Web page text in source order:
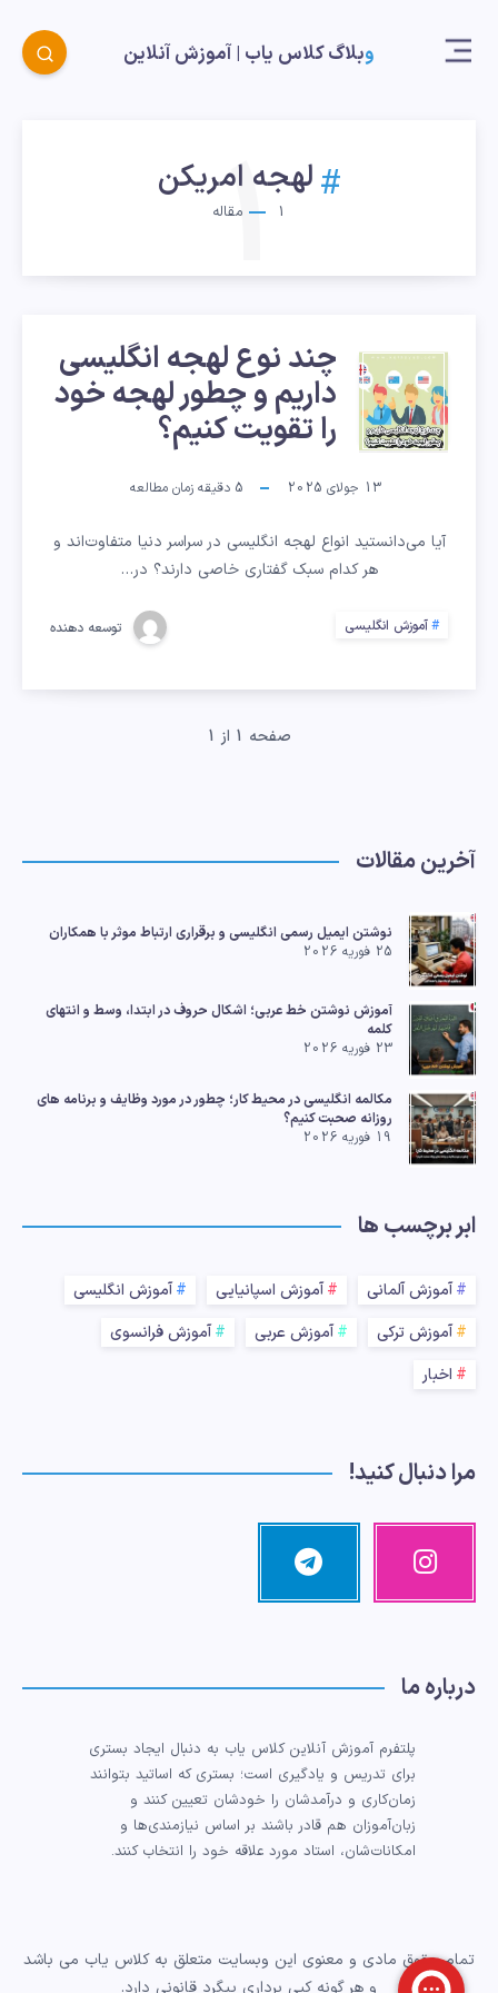
وبلاگ کلاس یاب |‌ آموزش آنلاین
لهجه امریکن
1 مقاله
1
چند
نوع
لهجه
انگلیسی
داریم
و
چطور
لهجه‌
را
تقویت
کنیم؟
چند نوع لهجه انگلیسی
داریم و چطور لهجه‌ خود
را تقویت کنیم؟
13 جولای 2025 5 دقیقه زمان مطالعه
آیا می‌دانستید انواع لهجه انگلیسی در سراسر دنیا متفاوت‌اند و
هر کدام سبک گفتاری خاصی دارند؟ در…
آموزش انگلیسی توسعه دهنده
صفحه 1 از 1
آخرین مقالات
نوشتن ایمیل رسمی انگلیسی و برقراری ارتباط موثر با همکاران
25 فوریه 2026
آموزش نوشتن خط عربی؛ اشکال حروف در ابتدا، وسط و انتهای
کلمه
23 فوریه 2026
مکالمه انگلیسی در محیط کار؛ چطور در مورد وظایف و برنامه های
روزانه صحبت کنیم؟
19 فوریه 2026
ابر برچسب ها
آموزش آلمانی آموزش اسپانیایی
آموزش انگلیسی
آموزش ترکی
آموزش عربی
آموزش فرانسوی
اخبار
مرا دنبال کنید!
اینستاگرام تلگرام
کنید!
درباره ما
پلتفرم آموزش آنلاین کلاس یاب به دنبال ایجاد بستری
برای تدریس و یادگیری است؛ بستری که اساتید بتوانند
زمان‌کاری و درآمدشان را خودشان تعیین کنند و
زبان‌آموزان هم قادر باشند بر اساس نیازمندی‌ها و
امکانات‌شان، استاد مورد علاقه خود را انتخاب کنند.
تمام حقوق مادی و معنوی این وبسایت متعلق به کلاس یاب می باشد
و هر گونه کپی برداری پیگرد قانونی دارد.